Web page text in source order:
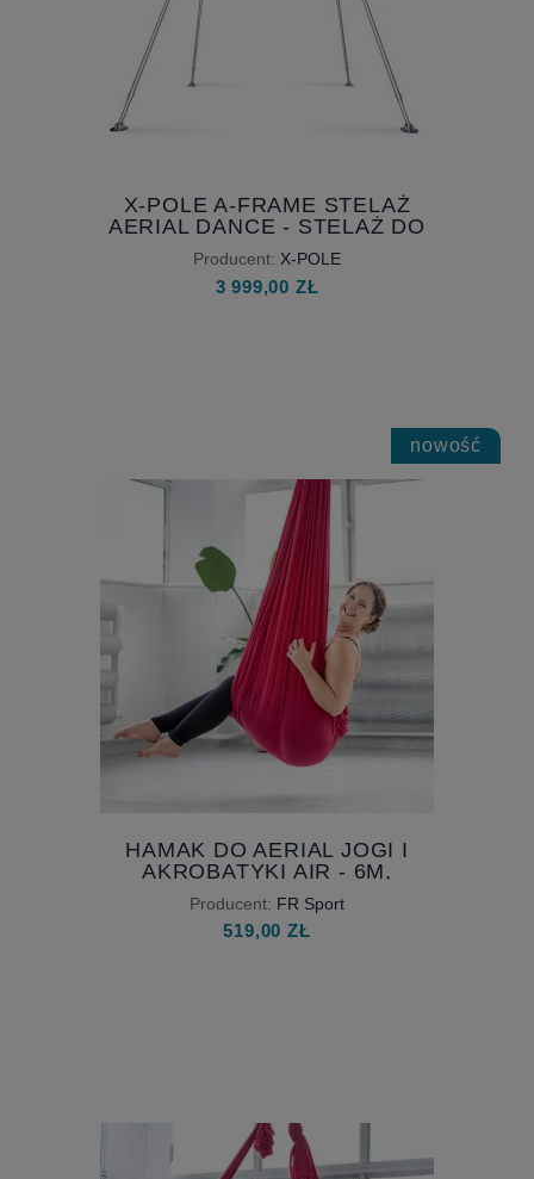
X-POLE A-FRAME STELAŻ
AERIAL DANCE - STELAŻ DO
AKROBATYKI POWIETRZNEJ
Producent: X-POLE
3 999,00 ZŁ
HAMAK DO AERIAL JOGI I
AKROBATYKI AIR - 6M,
SZEROKOŚĆ 230 CM, AERIAL
YOGA HAMMOCK
Producent: FR Sport
519,00 ZŁ
nowość